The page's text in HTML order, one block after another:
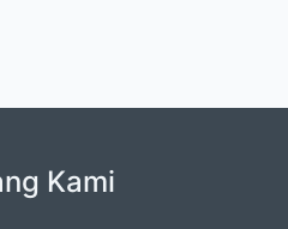
Kami